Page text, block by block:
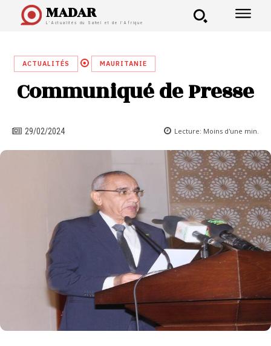
MADAR
L'Actualités du Sahel et de l'Afrique
ACTUALITÉS MAURITANIE
Communiqué de Presse
29/02/2024 Lecture: Moins d'une min.